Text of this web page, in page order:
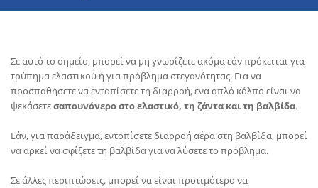
Σε αυτό το σημείο, μπορεί να μη γνωρίζετε ακόμα εάν πρόκειται για
τρύπημα ελαστικού ή για πρόβλημα στεγανότητας. Για να
προσπαθήσετε να εντοπίσετε τη διαρροή, ένα απλό κόλπο είναι να
ψεκάσετεσαπουνόνερο στο ελαστικό, τη ζάντα και τη βαλβίδα.
Εάν, για παράδειγμα, εντοπίσετε διαρροή αέρα στη βαλβίδα, μπορεί
να αρκεί να σφίξετε τη βαλβίδα για να λύσετε το πρόβλημα.
Σε άλλες περιπτώσεις, μπορεί να είναι προτιμότερο να